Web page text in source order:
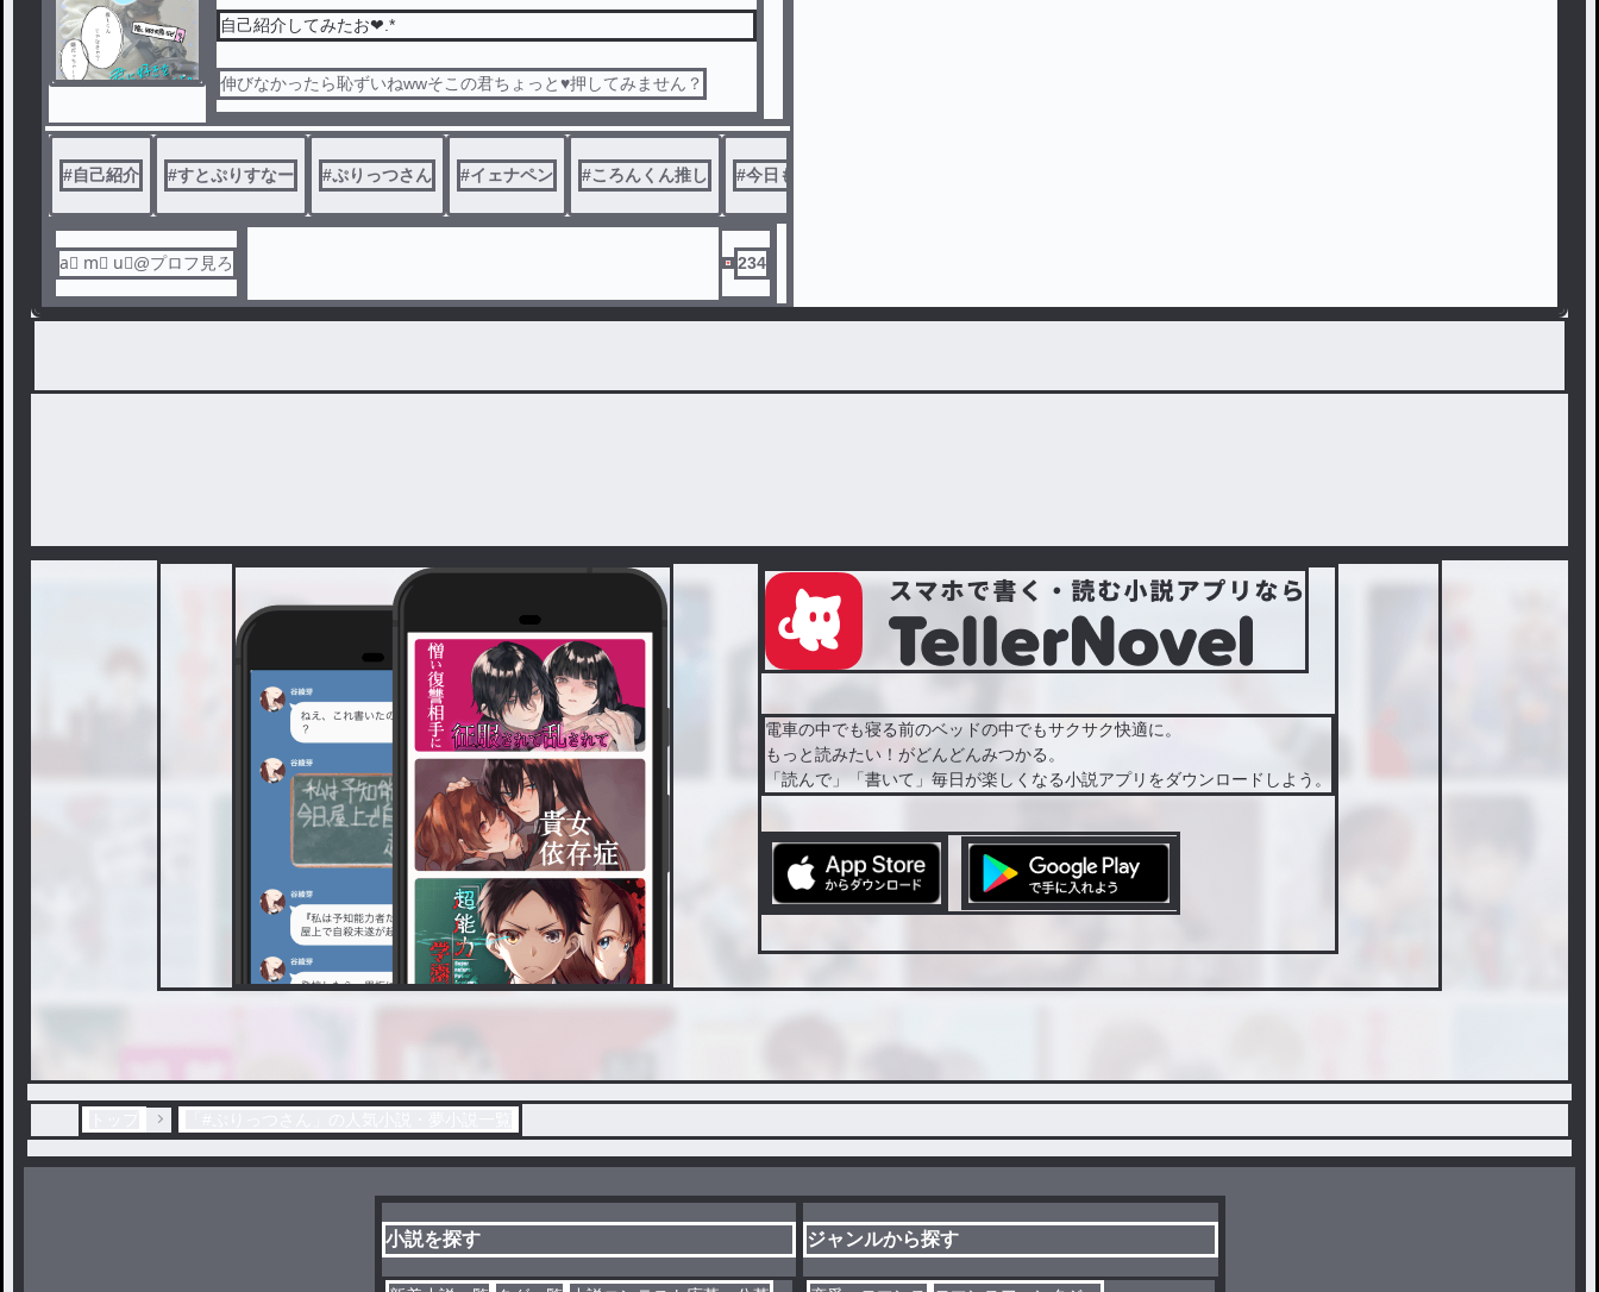
自己紹介してみたお❤︎.*
伸びなかったら恥ずいねwwそこの君ちょっと♥押してみません？
#自己紹介 #すとぷりすなー #ぷりっつさん #イェナペン #ころんくん推し #今日も推しが尊い
a⃨ m⃨ u⃨@プロフ見ろ 234
電車の中でも寝る前のベッドの中でもサクサク快適に。
もっと読みたい！がどんどんみつかる。
「読んで」「書いて」毎日が楽しくなる小説アプリをダウンロードしよう。
小説を探す ジャンルから探す